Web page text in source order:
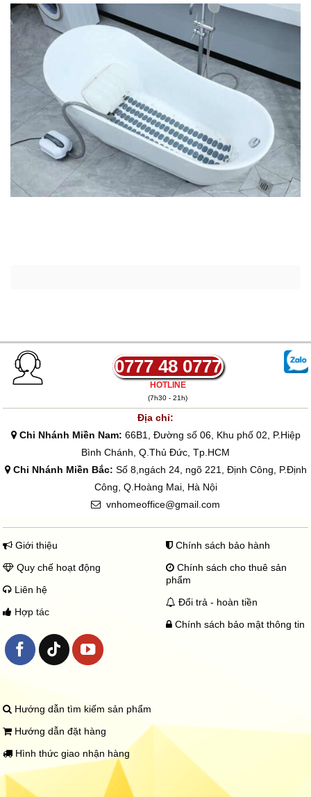
0777 48 0777
HOTLINE
(7h30 - 21h)
Địa chỉ:
Chi Nhánh Miền Nam: 66B1, Đường số 06, Khu phố 02, P.Hiệp
Bình Chánh, Q.Thủ Đức, Tp.HCM
Chi Nhánh Miền Bắc: Số 8,ngách 24, ngõ 221, Định Công, P.Định
Công, Q.Hoàng Mai, Hà Nội
vnhomeoffice@gmail.com
Giới thiệu
Quy chế hoạt động
Liên hệ
Hợp tác
Chính sách bảo hành
Chính sách cho thuê sản
phẩm
Đổi trả - hoàn tiền
Chính sách bảo mật thông tin
Hướng dẫn tìm kiếm sản phẩm
Hướng dẫn đặt hàng
Hình thức giao nhận hàng